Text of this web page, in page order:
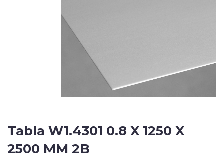
Tabla W1.4301 0.8 X 1250 X
2500 MM 2B